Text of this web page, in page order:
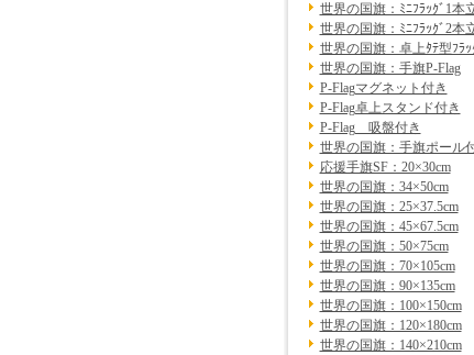
世界の国旗：ﾐﾆﾌﾗｯｸﾞ1本
世界の国旗：ﾐﾆﾌﾗｯｸﾞ2本
世界の国旗：卓上ﾀﾃ型ﾌﾗｯ
世界の国旗：手旗P-Flag
P-Flagマグネット付き
P-Flag卓上スタンド付き
P-Flag 吸盤付き
世界の国旗：手旗ポール
応援手旗SF：20×30cm
世界の国旗：34×50cm
世界の国旗：25×37.5cm
世界の国旗：45×67.5cm
世界の国旗：50×75cm
世界の国旗：70×105cm
世界の国旗：90×135cm
世界の国旗：100×150cm
世界の国旗：120×180cm
世界の国旗：140×210cm